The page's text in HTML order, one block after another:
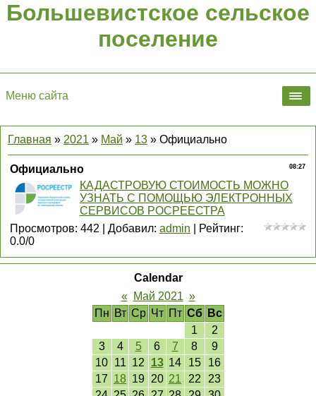
Большевистское сельское
поселение
Меню сайта
Главная » 2021 » Май » 13 » Официально
08:27
Официально
КАДАСТРОВУЮ СТОИМОСТЬ МОЖНО
УЗНАТЬ С ПОМОЩЬЮ ЭЛЕКТРОННЫХ
СЕРВИСОВ РОСРЕЕСТРА
Просмотров: 442 Добавил: admin Рейтинг:
0.0/0
Calendar
«
Май 2021 »
Пн Вт Ср Чт Пт Сб
Вс
1
2
3
4 5 6 7 8
9
10 11 12 13 14 15
16
17 18 19 20 21 22
23